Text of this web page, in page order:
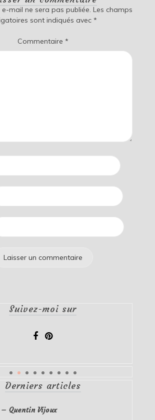
mail ne sera pas publiée. Les champs
sont indiqués avec *
Commentaire *
Suivez-moi sur
Derniers articles
Quentin Vijoux